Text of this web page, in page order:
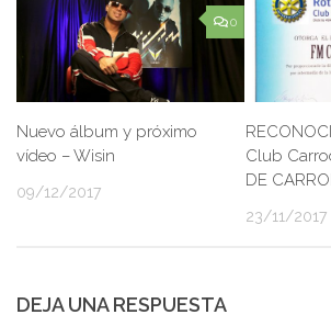
0
Nuevo álbum y próximo
vídeo – Wisin
09/12/2017
Club
DE
23/11/2017
DEJA UNA RESPUESTA